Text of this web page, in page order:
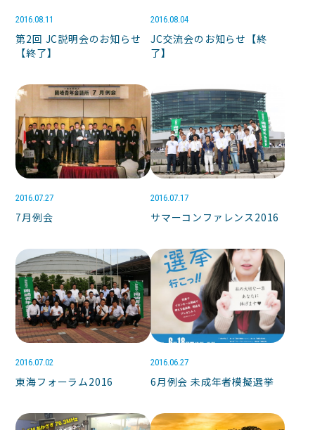
2016.08.11
第2回 JC説明会のお知らせ
【終了】
2016.08.04
JC交流会のお知らせ【終
了】
2016.07.27
7月例会
2016.07.17
サマーコンファレンス2016
2016.07.02
東海フォーラム2016
2016.06.27
6月例会 未成年者模擬選挙